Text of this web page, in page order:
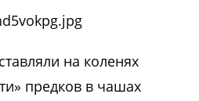
на коленях
предков в чашах